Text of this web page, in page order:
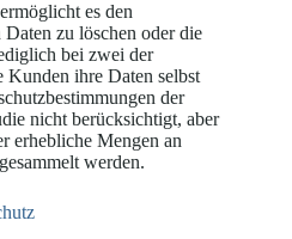
es den
zu löschen oder die
bei zwei der
Kunden ihre Daten selbst
der
nicht berücksichtigt, aber
erhebliche Mengen an
werden.